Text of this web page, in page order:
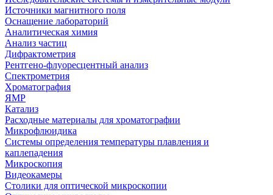
Источники магнитного поля
Оснащение лабораторий
Аналитическая химия
Анализ частиц
Дифрактометрия
Рентгено-флуоресцентный анализ
Спектрометрия
Хроматография
ЯМР
Катализ
Расходные материалы для хроматографии
Микрофлюидика
Системы определения температуры плавления и
каплепадения
Микроскопия
Видеокамеры
Столики для оптической микроскопии